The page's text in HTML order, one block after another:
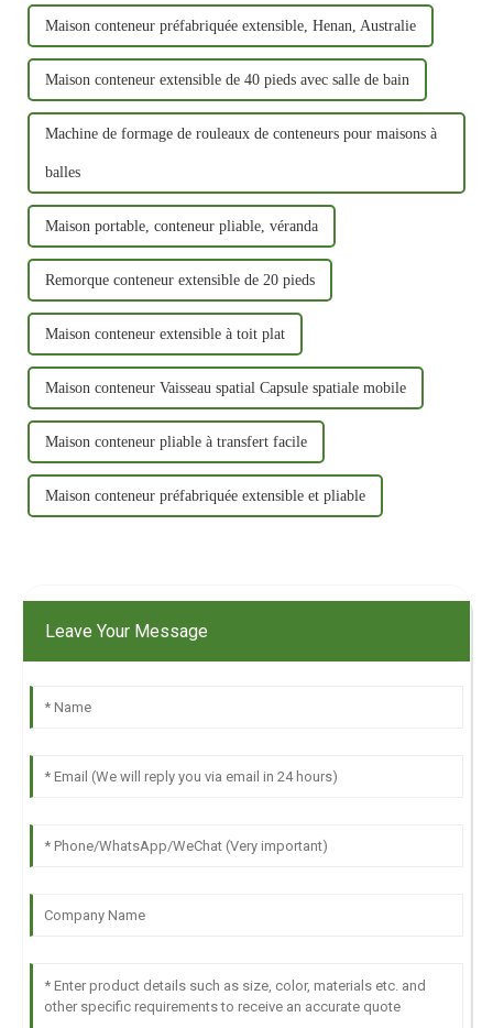
Maison conteneur préfabriquée extensible, Henan, Australie
Maison conteneur extensible de 40 pieds avec salle de bain
Machine de formage de rouleaux de conteneurs pour maisons à
balles
Maison portable, conteneur pliable, véranda
Remorque conteneur extensible de 20 pieds
Maison conteneur extensible à toit plat
Maison conteneur Vaisseau spatial Capsule spatiale mobile
Maison conteneur pliable à transfert facile
Maison conteneur préfabriquée extensible et pliable
Leave Your Message